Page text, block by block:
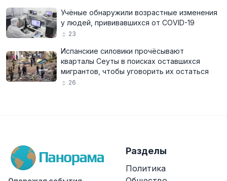
Учёные обнаружили возрастные изменения
у людей, прививавшихся от COVID-19
23
Испанские силовики прочёсывают
кварталы Сеуты в поисках оставшихся
мигрантов, чтобы уговорить их остаться
26
Разделы
Политика